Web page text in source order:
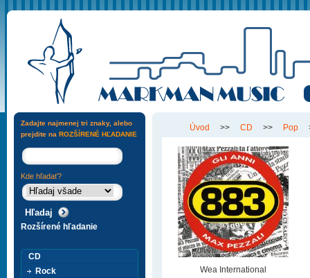
Úvod >> CD >> Pop
Wea International
Zadajte najmenej tri znaky, alebo
prejdite na ROZŠÍRENÉ HĽADANIE
Kde hľadať?
Rozšírené hľadanie
CD
Rock